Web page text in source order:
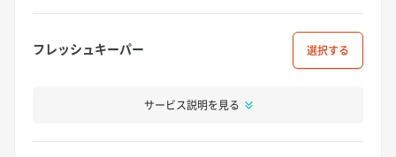
フレッシュキーパー 選択
サービス説明を見る